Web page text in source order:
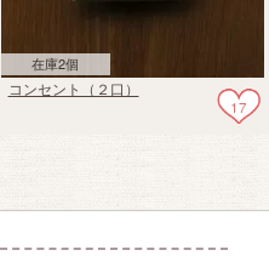
在庫2個
17
コンセント（２口）